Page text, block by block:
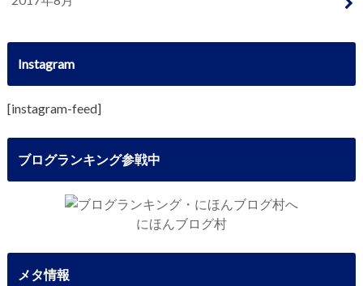
Instagram
[instagram-feed]
ブログランキング参戦中
にほんブログ村
メタ情報